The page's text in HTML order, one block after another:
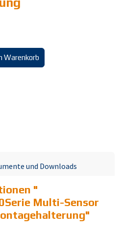
Warenkorb
und Downloads
"
Multi-Sensor
"